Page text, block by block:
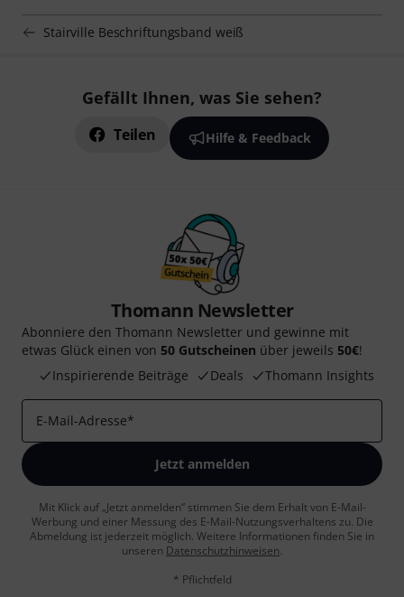
Stairville Beschriftungsband weiß
Gefällt Ihnen, was Sie sehen?
Teilen Hilfe & Feedback
Thomann Newsletter
Abonniere den Thomann Newsletter und gewinne mit
etwas Glück einen von 50 Gutscheinen über jeweils 50€!
Inspirierende Beiträge
Deals Thomann Insights
E-Mail-Adresse*
Jetzt anmelden
Mit Klick auf „Jetzt anmelden“ stimmen Sie dem Erhalt von E-Mail-
Werbung und einer Messung des E-Mail-Nutzungsverhaltens zu. Die
Abmeldung ist jederzeit möglich. Weitere Informationen finden Sie in
unseren Datenschutzhinweisen.
* Pflichtfeld